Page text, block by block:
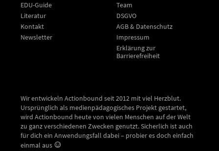
EDU-Guide
Literatur
Kontakt
Newsletter
Team
DSGVO
AGB & Datenschutz
Impressum
Erklärung zur
Barrierefreiheit
Wir entwickeln Actionbound seit 2012 mit viel Herzblut.
Ursprünglich als medienpädagogisches Projekt gestartet,
wird Actionbound heute von vielen Menschen auf der Welt
zu ganz verschiedenen Zwecken genutzt. Sicherlich ist auch
für dich ein Anwendungsfall dabei – probier es doch einfach
einmal aus